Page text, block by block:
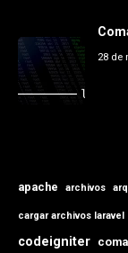
28 de
apache archivos
cargar archivos laravel
codeigniter